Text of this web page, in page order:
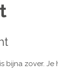
zover. Je